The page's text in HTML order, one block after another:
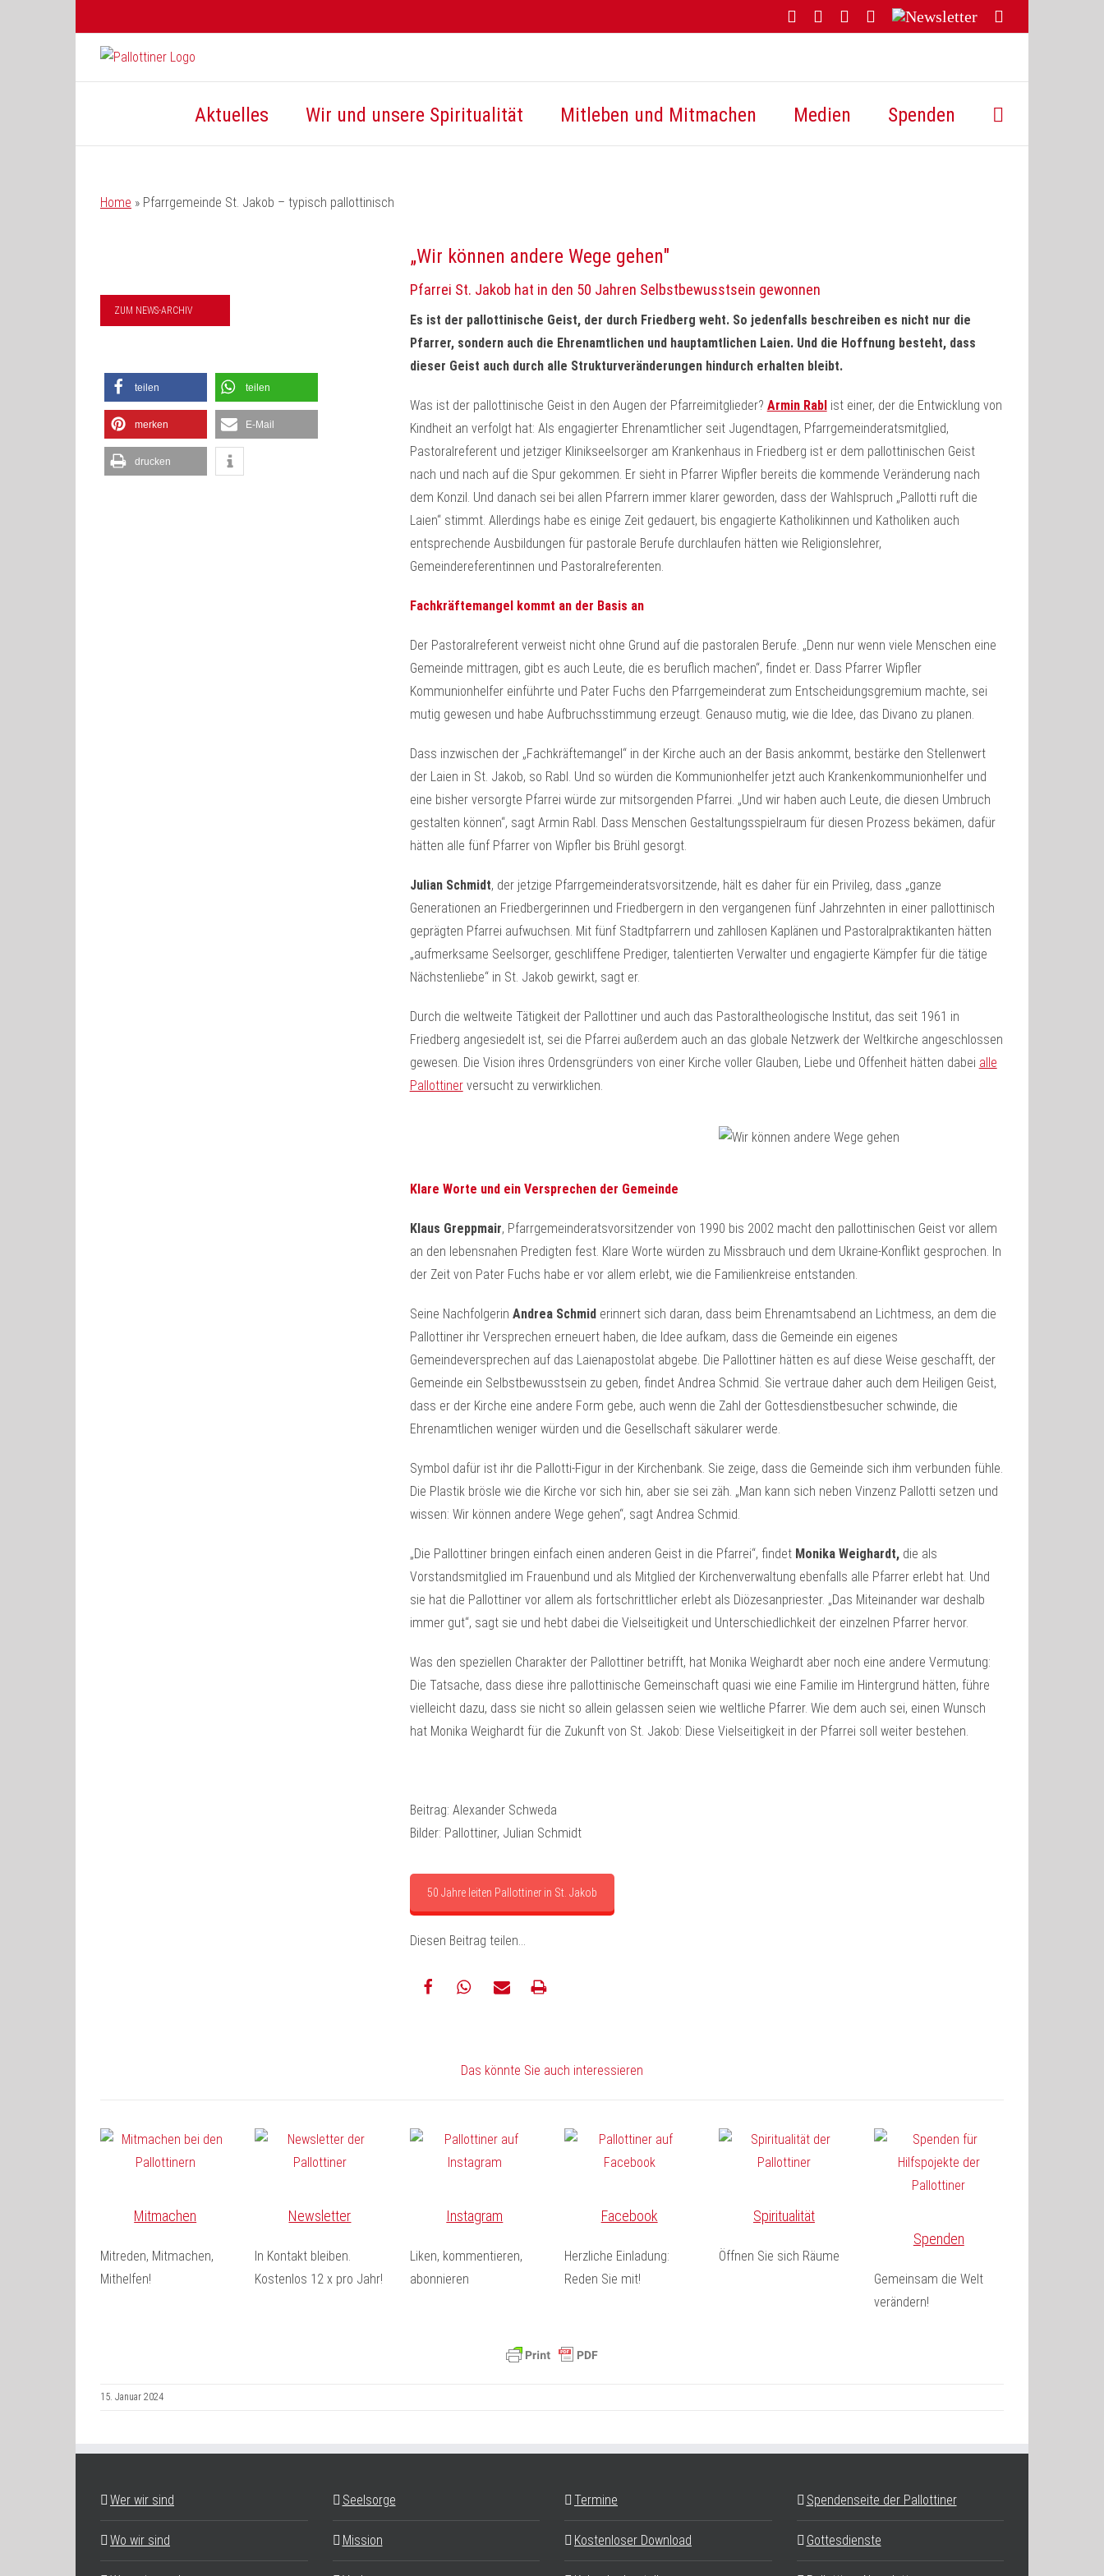
FacebookYouTubeInstagram
Threads
Newsletter
Mail
Aktuelles Wir und unsere Spiritualität Mitleben und Mitmachen Medien Spenden
Home » Pfarrgemeinde St. Jakob – typisch pallottinisch
ZUM NEWS-ARCHIV
teilen teilen
merken E-Mail
drucken
„Wir können andere Wege gehen"
Pfarrei St. Jakob hat in den 50 Jahren Selbstbewusstsein gewonnen
Es ist der pallottinische Geist, der durch Friedberg weht. So jedenfalls beschreiben es nicht nur die
Pfarrer, sondern auch die Ehrenamtlichen und hauptamtlichen Laien. Und die Hoffnung besteht, dass
dieser Geist auch durch alle Strukturveränderungen hindurch erhalten bleibt.
Was ist der pallottinische Geist in den Augen der Pfarreimitglieder? Armin Rablist einer, der die Entwicklung von
Kindheit an verfolgt hat: Als engagierter Ehrenamtlicher seit Jugendtagen, Pfarrgemeinderatsmitglied,
Pastoralreferent und jetziger Klinikseelsorger am Krankenhaus in Friedberg ist er dem pallottinischen Geist
nach und nach auf die Spur gekommen. Er sieht in Pfarrer Wipfler bereits die kommende Veränderung nach
dem Konzil. Und danach sei bei allen Pfarrern immer klarer geworden, dass der Wahlspruch „Pallotti ruft die
Laien“ stimmt. Allerdings habe es einige Zeit gedauert, bis engagierte Katholikinnen und Katholiken auch
entsprechende Ausbildungen für pastorale Berufe durchlaufen hätten wie Religionslehrer,
Gemeindereferentinnen und Pastoralreferenten.
Fachkräftemangel kommt an der Basis an
Der Pastoralreferent verweist nicht ohne Grund auf die pastoralen Berufe. „Denn nur wenn viele Menschen eine
Gemeinde mittragen, gibt es auch Leute, die es beruflich machen“, findet er. Dass Pfarrer Wipfler
Kommunionhelfer einführte und Pater Fuchs den Pfarrgemeinderat zum Entscheidungsgremium machte, sei
mutig gewesen und habe Aufbruchsstimmung erzeugt. Genauso mutig, wie die Idee, das Divano zu planen.
Dass inzwischen der „Fachkräftemangel“ in der Kirche auch an der Basis ankommt, bestärke den Stellenwert
der Laien in St. Jakob, so Rabl. Und so würden die Kommunionhelfer jetzt auch Krankenkommunionhelfer und
eine bisher versorgte Pfarrei würde zur mitsorgenden Pfarrei. „Und wir haben auch Leute, die diesen Umbruch
gestalten können“, sagt Armin Rabl. Dass Menschen Gestaltungsspielraum für diesen Prozess bekämen, dafür
hätten alle fünf Pfarrer von Wipfler bis Brühl gesorgt.
Julian Schmidt, der jetzige Pfarrgemeinderatsvorsitzende, hält es daher für ein Privileg, dass „ganze
Generationen an Friedbergerinnen und Friedbergern in den vergangenen fünf Jahrzehnten in einer pallottinisch
geprägten Pfarrei aufwuchsen. Mit fünf Stadtpfarrern und zahllosen Kaplänen und Pastoralpraktikanten hätten
„aufmerksame Seelsorger, geschliffene Prediger, talentierten Verwalter und engagierte Kämpfer für die tätige
Nächstenliebe“ in St. Jakob gewirkt, sagt er.
Durch die weltweite Tätigkeit der Pallottiner und auch das Pastoraltheologische Institut, das seit 1961 in
Friedberg angesiedelt ist, sei die Pfarrei außerdem auch an das globale Netzwerk der Weltkirche angeschlossen
gewesen. Die Vision ihres Ordensgründers von einer Kirche voller Glauben, Liebe und Offenheit hätten dabei alle
Pallottinerversucht zu verwirklichen.
Klare Worte und ein Versprechen der Gemeinde
Klaus Greppmair, Pfarrgemeinderatsvorsitzender von 1990 bis 2002 macht den pallottinischen Geist vor allem
an den lebensnahen Predigten fest. Klare Worte würden zu Missbrauch und dem Ukraine-Konflikt gesprochen. In
der Zeit von Pater Fuchs habe er vor allem erlebt, wie die Familienkreise entstanden.
Seine Nachfolgerin Andrea Schmiderinnert sich daran, dass beim Ehrenamtsabend an Lichtmess, an dem die
Pallottiner ihr Versprechen erneuert haben, die Idee aufkam, dass die Gemeinde ein eigenes
Gemeindeversprechen auf das Laienapostolat abgebe. Die Pallottiner hätten es auf diese Weise geschafft, der
Gemeinde ein Selbstbewusstsein zu geben, findet Andrea Schmid. Sie vertraue daher auch dem Heiligen Geist,
dass er der Kirche eine andere Form gebe, auch wenn die Zahl der Gottesdienstbesucher schwinde, die
Ehrenamtlichen weniger würden und die Gesellschaft säkularer werde.
Symbol dafür ist ihr die Pallotti-Figur in der Kirchenbank. Sie zeige, dass die Gemeinde sich ihm verbunden fühle.
Die Plastik brösle wie die Kirche vor sich hin, aber sie sei zäh. „Man kann sich neben Vinzenz Pallotti setzen und
wissen: Wir können andere Wege gehen“, sagt Andrea Schmid.
„Die Pallottiner bringen einfach einen anderen Geist in die Pfarrei“, findet Monika Weighardt,die als
Vorstandsmitglied im Frauenbund und als Mitglied der Kirchenverwaltung ebenfalls alle Pfarrer erlebt hat. Und
sie hat die Pallottiner vor allem als fortschrittlicher erlebt als Diözesanpriester. „Das Miteinander war deshalb
immer gut“, sagt sie und hebt dabei die Vielseitigkeit und Unterschiedlichkeit der einzelnen Pfarrer hervor.
Was den speziellen Charakter der Pallottiner betrifft, hat Monika Weighardt aber noch eine andere Vermutung:
Die Tatsache, dass diese ihre pallottinische Gemeinschaft quasi wie eine Familie im Hintergrund hätten, führe
vielleicht dazu, dass sie nicht so allein gelassen seien wie weltliche Pfarrer. Wie dem auch sei, einen Wunsch
hat Monika Weighardt für die Zukunft von St. Jakob: Diese Vielseitigkeit in der Pfarrei soll weiter bestehen.
Beitrag: Alexander Schweda
Bilder: Pallottiner, Julian Schmidt
50 Jahre leiten Pallottiner in St. Jakob
Diesen Beitrag teilen…
Das könnte Sie auch interessieren
Mitmachen
Mitreden, Mitmachen,
Mithelfen!
Newsletter
In Kontakt bleiben.
Kostenlos 12 x pro Jahr!
Instagram
Liken, kommentieren,
abonnieren
Facebook
Herzliche Einladung:
Reden Sie mit!
Spiritualität
Öffnen Sie sich Räume
Spenden
Gemeinsam die Welt
verändern!
15. Januar 2024
Wer wir sind
Wo wir sind
Seelsorge
Mission
Termine
Kostenloser Download
Spendenseite der Pallottiner
Gottesdienste